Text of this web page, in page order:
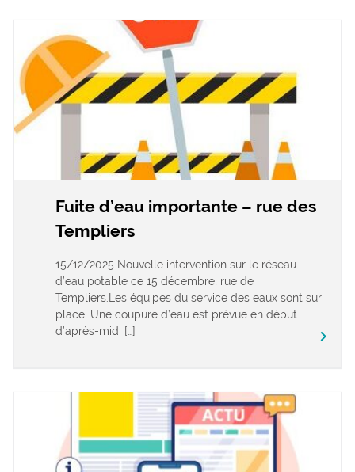
Fuite d’eau importante – rue des
Templiers
15/12/2025 Nouvelle intervention sur le réseau
d’eau potable ce 15 décembre, rue de
Templiers.Les équipes du service des eaux sont sur
place. Une coupure d’eau est prévue en début
d’après-midi […]
keyboard_arrow_right